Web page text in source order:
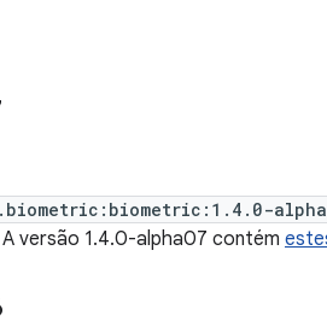
A versão 1.4.0-alpha07 contém